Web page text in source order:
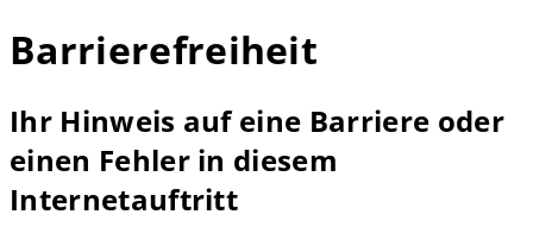
Barrierefreiheit
Ihr Hinweis auf eine Barriere oder
einen Fehler in diesem
Internetauftritt